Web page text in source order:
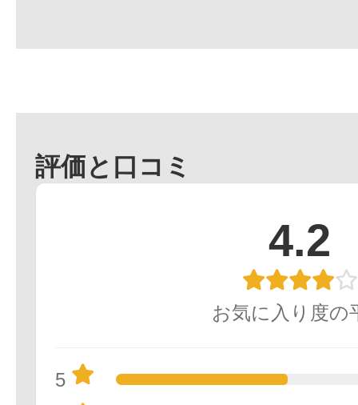
評価と口コミ
4.2
お気に入り度の
5